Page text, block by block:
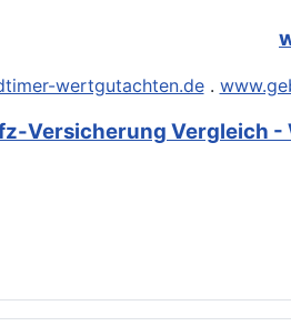
wertgutachten.de.
Versicherung Vergleich -